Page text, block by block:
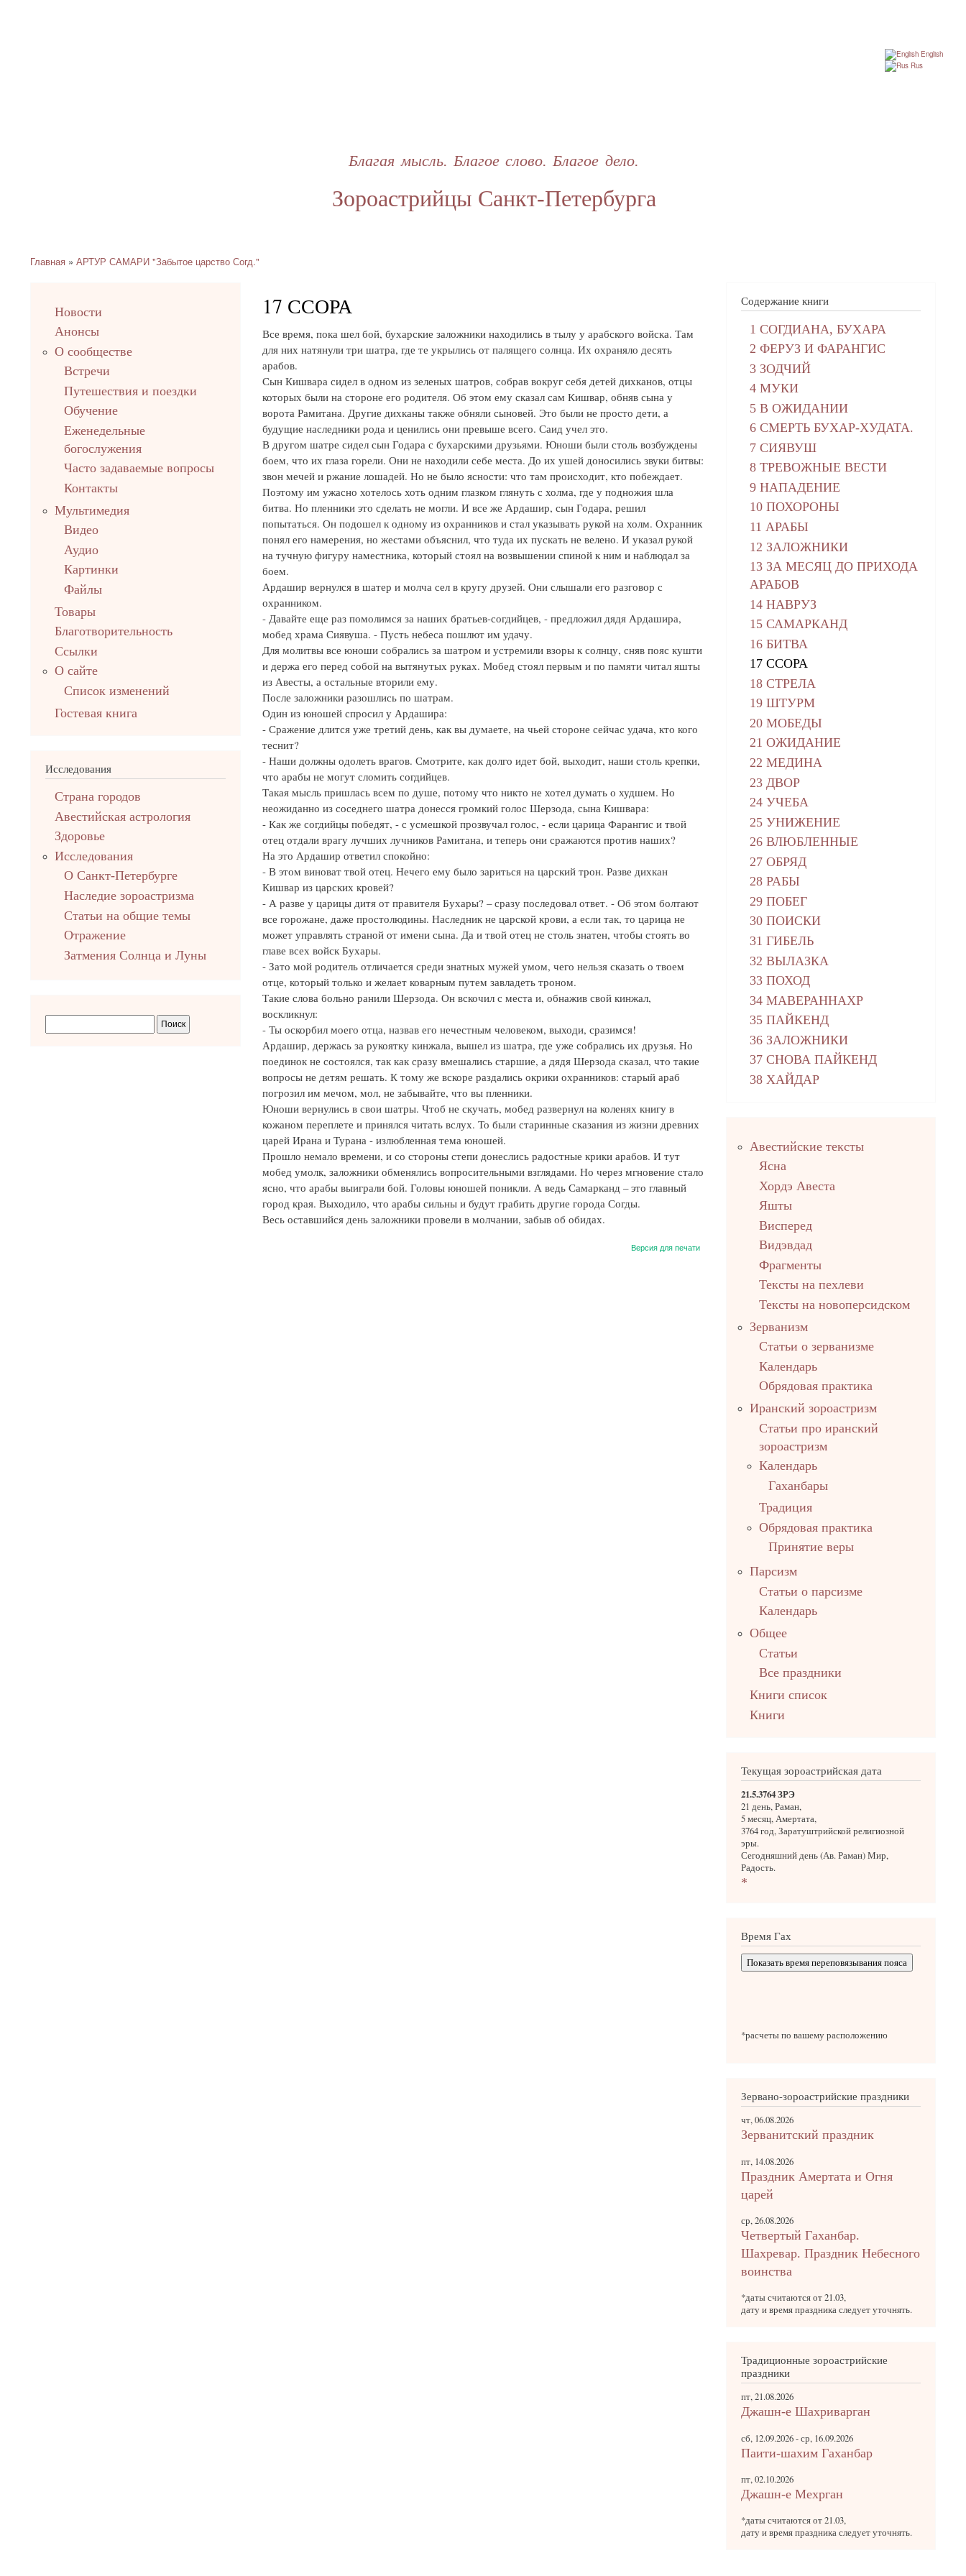
Зороастрийцы Санкт-Петербурга
Благая мысль. Благое слово. Благое дело.
English
Rus
Главная АРТУР САМАРИ "Забытое царство Согд."
17 ССОРА
Все время, пока шел бой, бухарские заложники находились в тылу у арабского войска. Там
для них натянули три шатра, где те укрылись от палящего солнца. Их охраняло десять
арабов.
Сын Кишвара сидел в одном из зеленых шатров, собрав вокруг себя детей дихканов, отцы
которых были на стороне его родителя. Об этом ему сказал сам Кишвар, обняв сына у
ворота Рамитана. Другие дихканы также обняли сыновей. Это были не просто дети, а
будущие наследники рода и ценились они превыше всего. Саид учел это.
В другом шатре сидел сын Годара с бухарскими друзьями. Юноши были столь возбуждены
боем, что их глаза горели. Они не находили себе места. До их ушей доносились звуки битвы:
звон мечей и ржание лошадей. Но не было ясности: что там происходит, кто побеждает.
Поэтому им ужасно хотелось хоть одним глазком глянуть с холма, где у подножия шла
битва. Но пленники это сделать не могли. И все же Ардашир, сын Годара, решил
попытаться. Он подошел к одному из охранников и стал указывать рукой на холм. Охранник
понял его намерения, но жестами объяснил, что туда их пускать не велено. И указал рукой
на тучную фигуру наместника, который стоял на возвышении спиной к ним и наблюдал за
боем.
Ардашир вернулся в шатер и молча сел в кругу друзей. Они слышали его разговор с
охранником.
- Давайте еще раз помолимся за наших братьев-согдийцев, - предложил дядя Ардашира,
мобед храма Сиявуша. - Пусть небеса пошлют им удачу.
Для молитвы все юноши собрались за шатром и устремили взоры к солнцу, сняв пояс кушти
и держа его перед собой на вытянутых руках. Мобед стоял первым и по памяти читал яшты
из Авесты, а остальные вторили ему.
После заложники разошлись по шатрам.
Один из юношей спросил у Ардашира:
- Сражение длится уже третий день, как вы думаете, на чьей стороне сейчас удача, кто кого
теснит?
- Наши должны одолеть врагов. Смотрите, как долго идет бой, выходит, наши столь крепки,
что арабы не могут сломить согдийцев.
Такая мысль пришлась всем по душе, потому что никто не хотел думать о худшем. Но
неожиданно из соседнего шатра донесся громкий голос Шерзода, сына Кишвара:
- Как же согдийцы победят, - с усмешкой прозвучал голос, - если царица Фарангис и твой
отец отдали врагу лучших лучников Рамитана, и теперь они сражаются против наших?
На это Ардашир ответил спокойно:
- В этом виноват твой отец. Нечего ему было зариться на царский трон. Разве дихкан
Кишвар из царских кровей?
- А разве у царицы дитя от правителя Бухары? – сразу последовал ответ. - Об этом болтают
все горожане, даже простолюдины. Наследник не царской крови, а если так, то царица не
может управлять страной от имени сына. Да и твой отец не столь знатен, чтобы стоять во
главе всех войск Бухары.
- Зато мой родитель отличается среди знатных мужей умом, чего нельзя сказать о твоем
отце, который только и желает коварным путем завладеть троном.
Такие слова больно ранили Шерзода. Он вскочил с места и, обнажив свой кинжал,
воскликнул:
- Ты оскорбил моего отца, назвав его нечестным человеком, выходи, сразимся!
Ардашир, держась за рукоятку кинжала, вышел из шатра, где уже собрались их друзья. Но
поединок не состоялся, так как сразу вмешались старшие, а дядя Шерзода сказал, что такие
вопросы не детям решать. К тому же вскоре раздались окрики охранников: старый араб
погрозил им мечом, мол, не забывайте, что вы пленники.
Юноши вернулись в свои шатры. Чтоб не скучать, мобед развернул на коленях книгу в
кожаном переплете и принялся читать вслух. То были старинные сказания из жизни древних
царей Ирана и Турана - излюбленная тема юношей.
Прошло немало времени, и со стороны степи донеслись радостные крики арабов. И тут
мобед умолк, заложники обменялись вопросительными взглядами. Но через мгновение стало
ясно, что арабы выиграли бой. Головы юношей поникли. А ведь Самарканд – это главный
город края. Выходило, что арабы сильны и будут грабить другие города Согды.
Весь оставшийся день заложники провели в молчании, забыв об обидах.
Версия для печати
upНовости
Анонсы
О сообществе
Встречи
Путешествия и поездки
Обучение
Еженедельные
богослужения
Часто задаваемые вопросы
Контакты
Мультимедия
Видео
Аудио
Картинки
Файлы
Товары
Благотворительность
Ссылки
О сайте
Список изменений
Гостевая книга
Исследования
Страна городов
Авестийская астрология
Здоровье
Исследования
О Санкт-Петербурге
Наследие зороастризма
Cтатьи на общие темы
Отражение
Затмения Солнца и Луны
Содержание книги
1 СОГДИАНА, БУХАРА
2 ФЕРУЗ И ФАРАНГИС
3 ЗОДЧИЙ
4 МУКИ
5 В ОЖИДАНИИ
6 СМЕРТЬ БУХАР-ХУДАТА.
7 СИЯВУШ
8 ТРЕВОЖНЫЕ ВЕСТИ
9 НАПАДЕНИЕ
10 ПОХОРОНЫ
11 АРАБЫ
12 ЗАЛОЖНИКИ
13 ЗА МЕСЯЦ ДО ПРИХОДА
АРАБОВ
14 НАВРУЗ
15 САМАРКАНД
16 БИТВА
17 ССОРА
18 СТРЕЛА
19 ШТУРМ
20 МОБЕДЫ
21 ОЖИДАНИЕ
22 МЕДИНА
23 ДВОР
24 УЧЕБА
25 УНИЖЕНИЕ
26 ВЛЮБЛЕННЫЕ
27 ОБРЯД
28 РАБЫ
29 ПОБЕГ
30 ПОИСКИ
31 ГИБЕЛЬ
32 ВЫЛАЗКА
33 ПОХОД
34 МАВЕРАННАХР
35 ПАЙКЕНД
36 ЗАЛОЖНИКИ
37 СНОВА ПАЙКЕНД
38 ХАЙДАР
столбец
Авестийские тексты
Ясна
Хордэ Авеста
Яшты
Висперед
Видэвдад
Фрагменты
Тексты на пехлеви
Тексты на новоперсидском
Зерванизм
Статьи о зерванизме
Календарь
Обрядовая практика
Иранский зороастризм
Статьи про иранский
зороастризм
Календарь
Гаханбары
Традиция
Обрядовая практика
Принятие веры
Парсизм
Статьи о парсизме
Календарь
Общее
Статьи
Все праздники
Книги список
Книги
Текущая зороастрийская дата
21.5.3764 ЗРЭ
21 день, Раман,
5 месяц, Амертата,
3764 год, Заратуштрийской религиозной
эры.
Сегодняшний день (Ав. Раман) Мир,
Радость.
*
Время Гах
Показать время переповязывания пояса
*расчеты по вашему расположению
Зервано-зороастрийские праздники
чт, 06.08.2026
Зерванитский праздник
пт, 14.08.2026
Праздник Амертата и Огня
царей
ср, 26.08.2026
Четвертый Гаханбар.
Шахревар. Праздник Небесного
воинства
*даты считаются от 21.03,
дату и время праздника следует уточнять.
Традиционные зороастрийские
праздники
пт, 21.08.2026
Джашн-е Шахриварган
сб, 12.09.2026-ср, 16.09.2026
Паити-шахим Гаханбар
пт, 02.10.2026
Джашн-е Мехрган
*даты считаются от 21.03,
дату и время праздника следует уточнять.